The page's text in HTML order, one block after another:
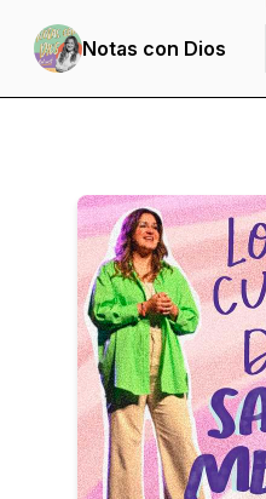
Notas con Dios